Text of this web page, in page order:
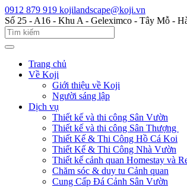
0912 879 919 kojilandscape@koji.vn
Số 25 - A16 - Khu A - Geleximco - Tây Mỗ -
Trang chủ
Về Koji
Giới thiệu về Koji
Người sáng lập
Dịch vụ
Thiết kế và thi công Sân Vườn
Thiết kế và thi công Sân Thượng
Thiết Kế & Thi Công Hồ Cá Koi
Thiết Kế & Thi Công Nhà Vườn
Thiết kế cảnh quan Homestay và
Chăm sóc & duy tu Cảnh quan
Cung Cấp Đá Cảnh Sân Vườn